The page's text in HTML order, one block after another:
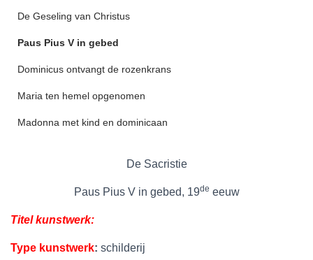
De Geseling van Christus
Paus Pius V in gebed
Dominicus ontvangt de rozenkrans
Maria ten hemel opgenomen
Madonna met kind en dominicaan
De Sacristie
Paus Pius V in gebed, 19de eeuw
Titel kunstwerk:
Type kunstwerk: schilderij